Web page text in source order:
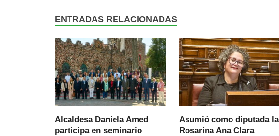
ENTRADAS RELACIONADAS
Alcaldesa Daniela Amed
participa en seminario
Asumió como diputada la
Rosarina Ana Clara